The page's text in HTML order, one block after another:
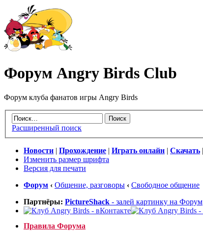
Форум Angry Birds Club
Форум клуба фанатов игры Angry Birds
Расширенный поиск
Новости Прохождение Играть онлайн Скачать
Изменить размер шрифта
Версия для печати
Форум ‹ Общение, разговоры ‹ Свободное общение
Партнёры: PictureShack - залей картинку на Форум
Правила Форума